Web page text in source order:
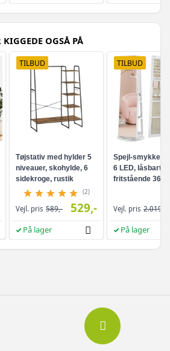
OGSÅ PÅ
TILBUD
Tøjstativ med hylder 5
niveauer, skohylde, 6
sidekroge, rustik
brun/sort
(2)
Vejl. pris 589,- 529,-
På lager
TILBUD
Spejl-
6 LED, låsbart -
fritstående 360°
helkropsspejl, 3
hvid/greige
Vejl. pris 2.019,-
På lager